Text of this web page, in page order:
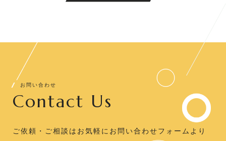
お問い合わせ
Contact Us
ご依頼・ご相談はお気軽にお問い合わせフォームより